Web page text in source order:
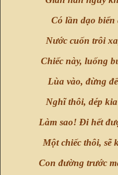
Có lần dạo biển
Nước cuốn trôi
Chiếc này, luống
Lùa vào, đừng
Nghĩ thôi, dép
Làm sao! Đi hết
Một chiếc thôi, sẽ
Con đường trước